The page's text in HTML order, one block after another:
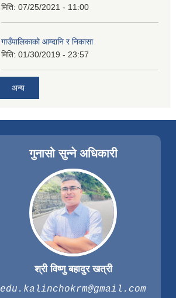
मिति: 07/25/2021 - 11:00
गाउँपालिकाको आम्दानि र निकासा
मिति: 01/30/2019 - 23:57
अन्य
गुनासो सुन्ने अधिकारी
श्री विष्णु बहादुर खत्री
edu.kalinchokrm@gmail.com